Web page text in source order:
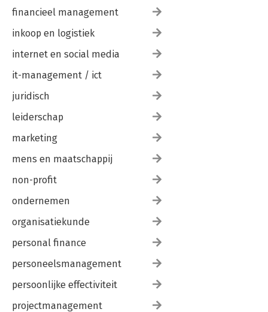
financieel management
inkoop en logistiek
internet en social media
it-management / ict
juridisch
leiderschap
marketing
mens en maatschappij
non-profit
ondernemen
organisatiekunde
personal finance
personeelsmanagement
persoonlijke effectiviteit
projectmanagement